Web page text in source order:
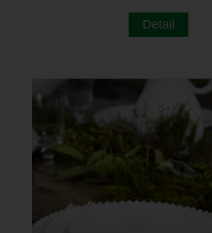
Detail